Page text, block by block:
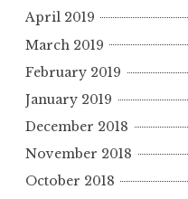
April 2019
March 2019
February 2019
January 2019
December 2018
November 2018
October 2018